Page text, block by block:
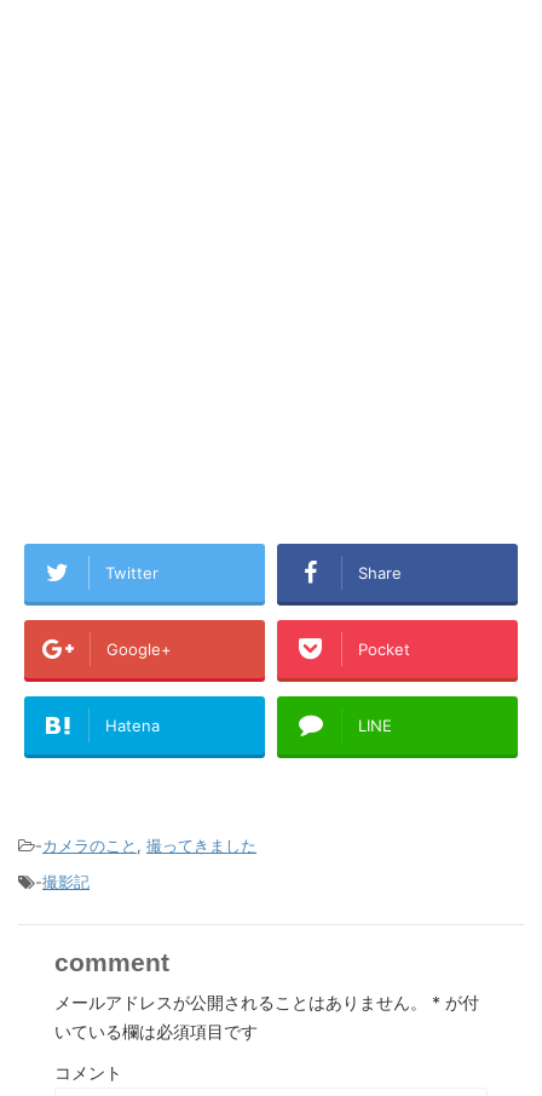
Twitter Share
Google+ Pocket
Hatena LINE
-カメラのこと , 撮ってきました
-撮影記
comment
メールアドレスが公開されることはありません。 * が付
いている欄は必須項目です
コメント